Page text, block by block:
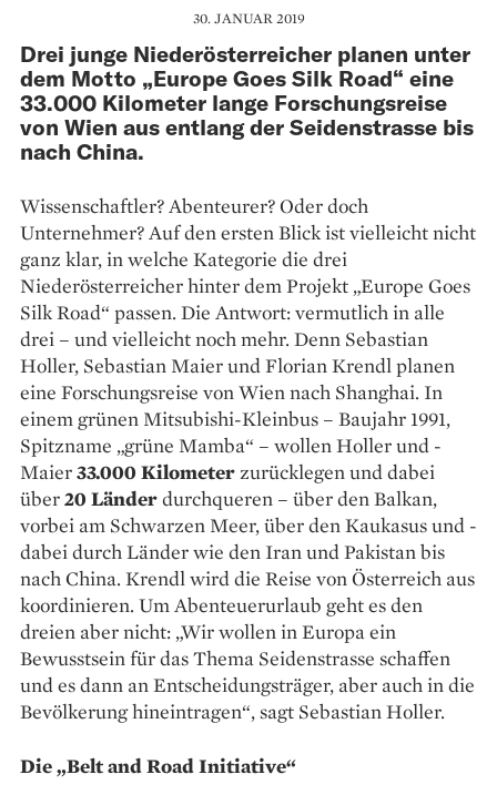
30. JANUAR 2019
Drei junge Niederösterreicher planen unter
dem Motto „Europe Goes Silk Road“ eine
33.000 Kilometer lange Forschungsreise
von Wien aus entlang der Seidenstrasse bis
nach China.
Wissenschaftler? ­Abenteurer? Oder doch
Unternehmer? Auf den ersten Blick ist vielleicht nicht
ganz klar, in welche Kategorie die drei
Niederösterreicher hinter dem Projekt „Europe Goes
Silk Road“ passen. Die Antwort: vermutlich in alle
drei – und vielleicht noch mehr. Denn ­Sebastian
Holler, Sebastian Maier und ­Florian Krendl planen
eine ­Forschungsreise von Wien nach Shanghai. In
einem grünen Mitsubishi-Kleinbus – Baujahr 1991,
Spitzname „grüne ­Mamba“ – wollen Holler und ­
Maier33.000 Kilometerzurücklegen und dabei
über20 Länderdurchqueren – über den Balkan,
vorbei am Schwarzen Meer, über den Kaukasus und ­
dabei durch Länder wie den Iran und Pakistan bis
nach China. Krendl wird die Reise von Österreich aus
­koordinieren. Um Abenteuerurlaub geht es den
dreien aber nicht: „Wir wollen in Europa ein
Bewusstsein für das Thema Seidenstrasse schaffen
und es dann an Entscheidungsträger, aber auch in die
Bevölkerung hineintragen“, sagt Sebastian Holler.
Die „Belt and Road Initiative“